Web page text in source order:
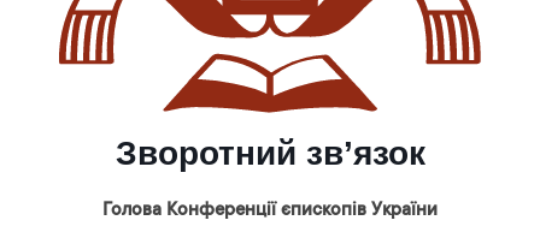
Зворотний зв’язок
Голова Конференції єпископів України